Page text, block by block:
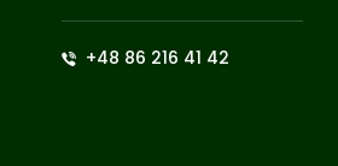
+48 86 216 41 42